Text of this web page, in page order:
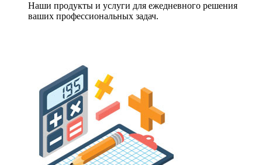
Наши продукты и услуги для ежедневного решения
ваших профессиональных задач.